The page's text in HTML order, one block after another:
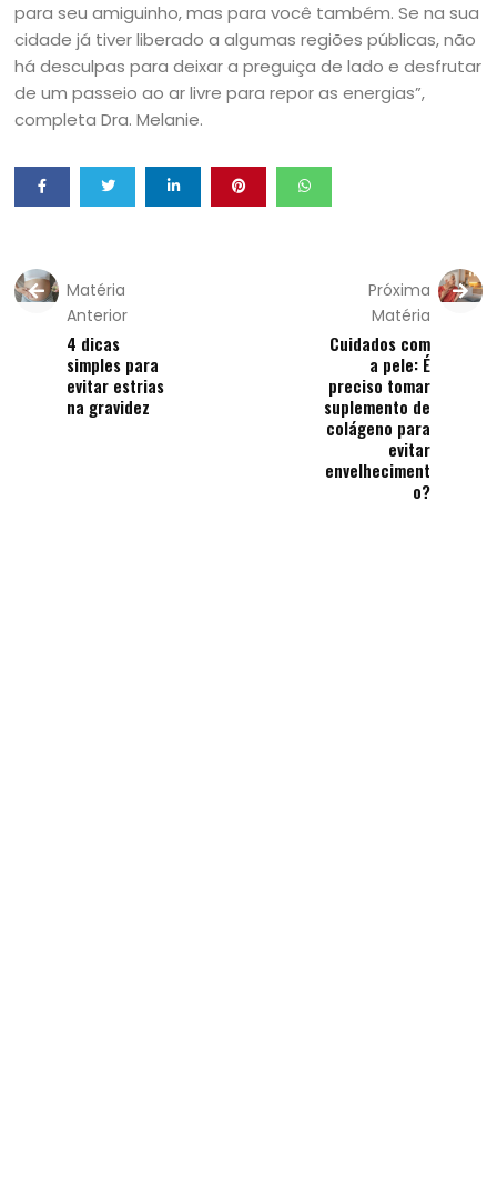
para seu amiguinho, mas para você também. Se na sua
cidade já tiver liberado a algumas regiões públicas, não
há desculpas para deixar a preguiça de lado e desfrutar
de um passeio ao ar livre para repor as energias”,
completa Dra. Melanie.
Matéria
Anterior
4 dicas
simples para
evitar estrias
na gravidez
Próxima
Matéria
Cuidados com
a pele: É
preciso tomar
suplemento de
colágeno para
evitar
envelheciment
o?